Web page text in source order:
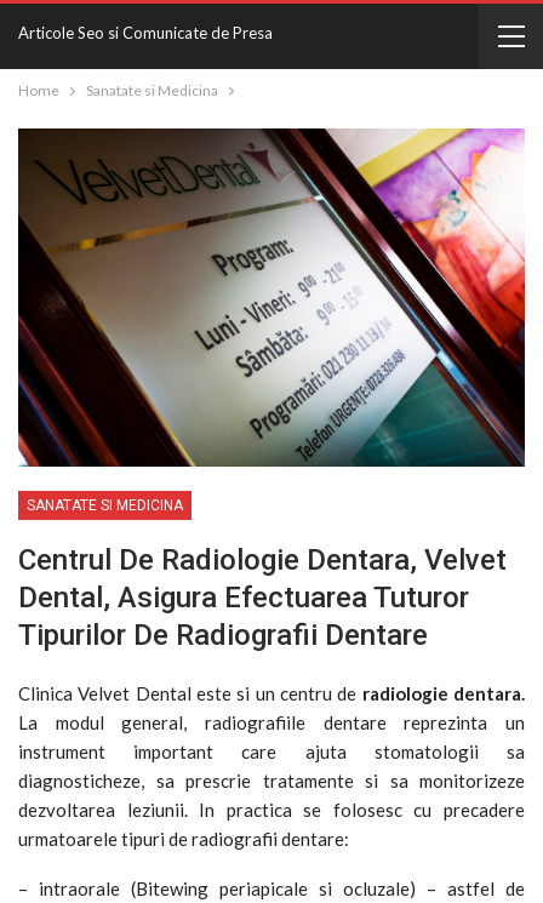
Articole Seo si Comunicate de Presa
Home Sanatate si Medicina
SANATATE SI MEDICINA
Centrul De Radiologie Dentara, Velvet
Dental, Asigura Efectuarea Tuturor
Tipurilor De Radiografii Dentare
Clinica Velvet Dental este si un centru de radiologie dentara.
La modul general,
radiografiile dentare reprezinta un
instrument important care ajuta stomatologii sa
diagnosticheze, sa prescrie tratamente si sa monitorizeze
dezvoltarea leziunii. In practica se folosesc cu precadere
urmatoarele tipuri de radiografii dentare:
– intraorale (Bitewing periapicale si ocluzale) – astfel de